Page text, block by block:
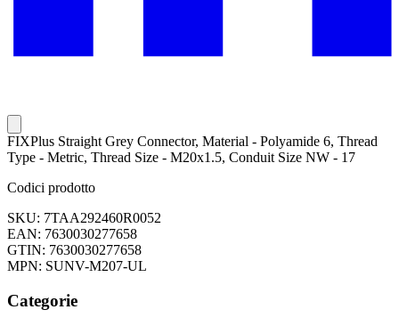
FIXPlus Straight Grey Connector, Material - Polyamide 6, Thread
Type - Metric, Thread Size - M20x1.5, Conduit Size NW - 17
Codici prodotto
SKU: 7TAA292460R0052
EAN: 7630030277658
GTIN: 7630030277658
MPN: SUNV-M207-UL
Categorie